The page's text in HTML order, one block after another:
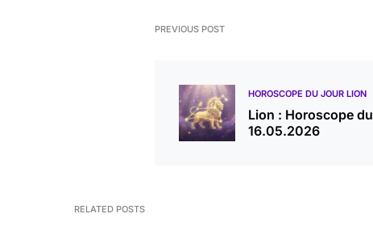
PREVIOUS POST
HOROSCOPE DU JOUR LION
Lion : Horoscope du
16.05.2026
RELATED POSTS